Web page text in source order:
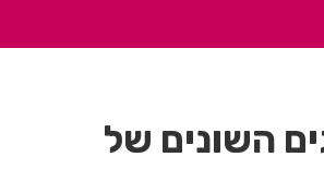
השונים של